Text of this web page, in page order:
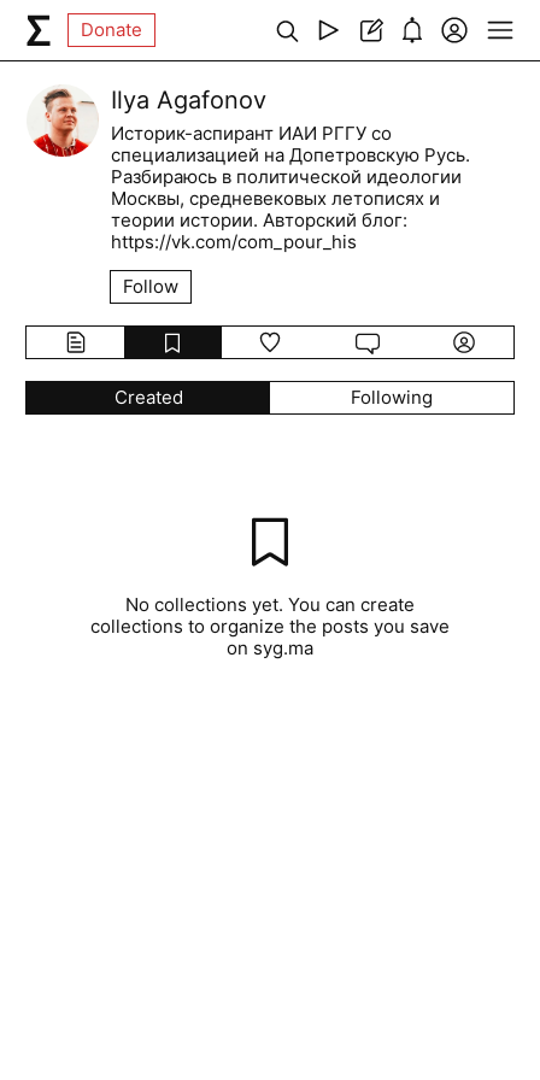
Donate
Ilya Agafonov
Историк-аспирант ИАИ РГГУ со
специализацией на Допетровскую Русь.
Разбираюсь в политической идеологии
Москвы, средневековых летописях и
теории истории. Авторский блог:
https://vk.com/com_pour_his
Follow
Created Following
No collections yet. You can create
collections to organize the posts you save
on syg.ma